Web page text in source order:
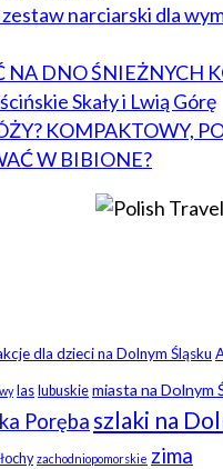
narciarski dla
NA DNO ŚNIEŻNYCH
Skały i Lwią Górę
KOMPAKTOWY,
W BIBIONE?
dla dzieci na Dolnym Śląsku
las lubuskie miasta na Dolnym
Porębaszlaki na
zachodniopomorskie zima